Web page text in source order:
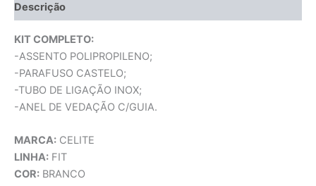
Descrição
KIT COMPLETO:
-ASSENTO POLIPROPILENO;
-PARAFUSO CASTELO;
-TUBO DE LIGAÇÃO INOX;
-ANEL DE VEDAÇÃO C/GUIA.
MARCA: CELITE
LINHA: FIT
COR: BRANCO